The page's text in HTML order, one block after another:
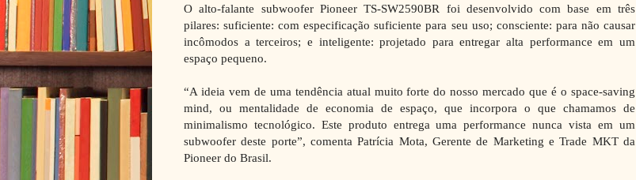
O alto-falante subwoofer Pioneer TS-SW2590BR foi desenvolvido com base em três
pilares: suficiente: com especificação suficiente para seu uso; consciente: para não causar
incômodos a terceiros; e inteligente: projetado para entregar alta performance em um
espaço pequeno.
“A ideia vem de uma tendência atual muito forte do nosso mercado que é o space-saving
mind, ou mentalidade de economia de espaço, que incorpora o que chamamos de
minimalismo tecnológico. Este produto entrega uma performance nunca vista em um
subwoofer deste porte”, comenta Patrícia Mota, Gerente de Marketing e Trade MKT da
Pioneer do Brasil.